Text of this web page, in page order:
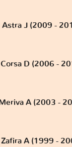
Astra J (2009 -
D (2006 -
A (2003 -
A (1999 -